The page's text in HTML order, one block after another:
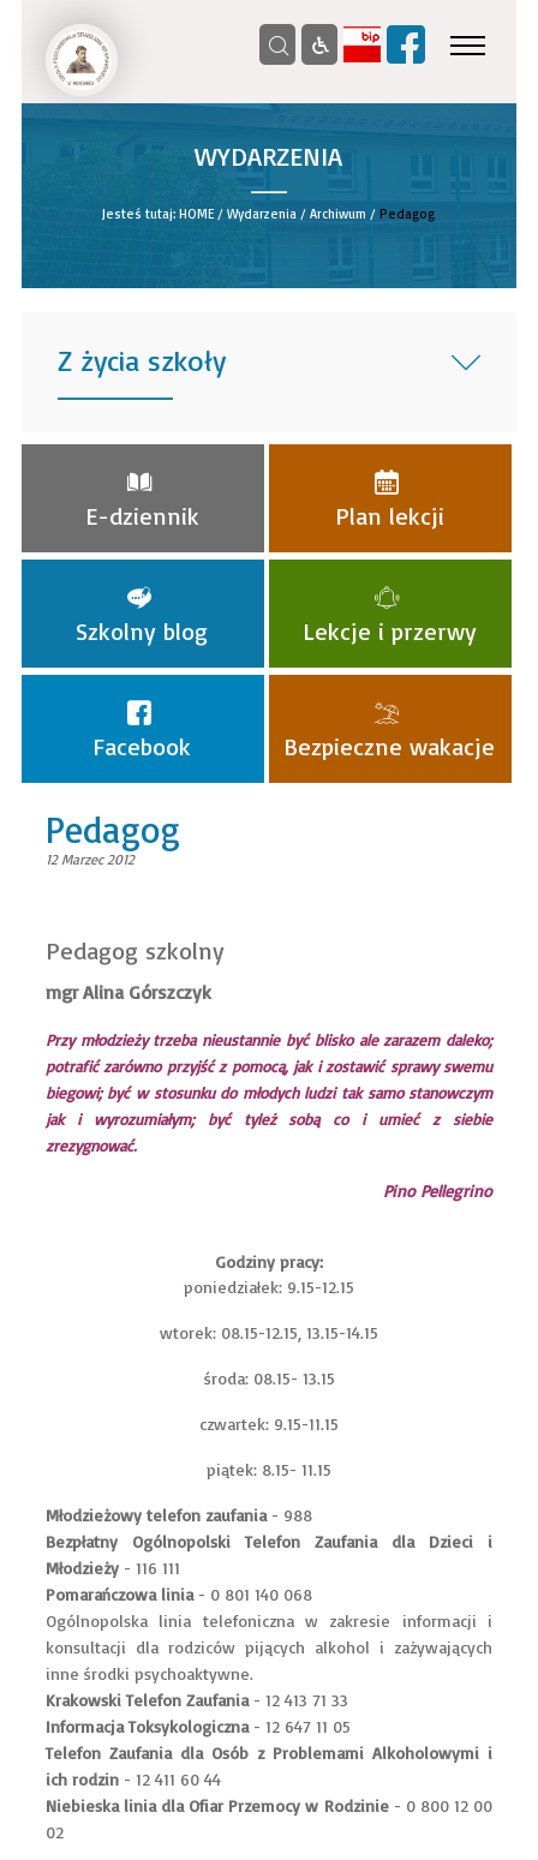
WYDARZENIA
__
Jesteś tutaj:HOME /Wydarzenia /Archiwum /Pedagog
Z życia szkoły
______
E-dziennik Plan lekcji
Szkolny blog Lekcje i przerwy
Facebook Bezpieczne wakacje
Pedagog
12 Marzec 2012
Pedagog szkolny
mgr Alina Górszczyk
Przy młodzieży trzeba nieustannie być blisko ale zarazem daleko;
potrafić zarówno przyjść z pomocą, jak i zostawić sprawy swemu
biegowi; być w stosunku do młodych ludzi tak samo stanowczym
jak i wyrozumiałym; być tyleż sobą co i umieć z siebie
zrezygnować.
Pino Pellegrino
Godziny pracy:
poniedziałek: 9.15-12.15
wtorek: 08.15-12.15, 13.15-14.15
środa: 08.15- 13.15
czwartek: 9.15-11.15
piątek: 8.15- 11.15
Młodzieżowy telefon zaufania- 988
Bezpłatny Ogólnopolski Telefon Zaufania dla Dzieci i
Młodzieży- 116 111
Pomarańczowa linia- 0 801 140 068
Ogólnopolska linia telefoniczna w zakresie informacji i
konsultacji dla rodziców pijących alkohol i zażywających
inne środki psychoaktywne.
Krakowski Telefon Zaufania- 12 413 71 33
Informacja Toksykologiczna- 12 647 11 05
Telefon Zaufania dla Osób z Problemami Alkoholowymi i
ich rodzin- 12 411 60 44
Niebieska linia dla Ofiar Przemocy w Rodzinie- 0 800 12 00
02